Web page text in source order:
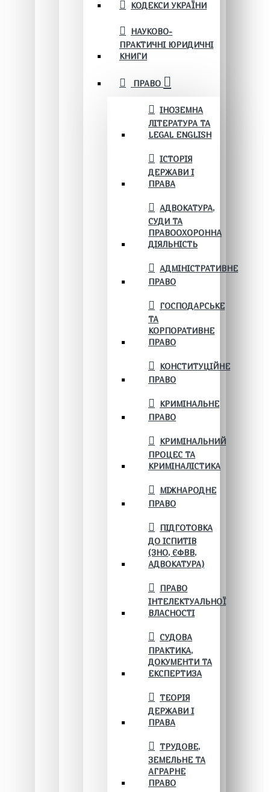
КОДЕКСИ УКРАЇНИ
НАУКОВО-
ПРАКТИЧНІ ЮРИДИЧНІ
КНИГИ
ПРАВО
ІНОЗЕМНА
ЛІТЕРАТУРА ТА
LEGAL ENGLISH
ІСТОРІЯ
ДЕРЖАВИ І
ПРАВА
АДВОКАТУРА,
СУДИ ТА
ПРАВООХОРОННА
ДІЯЛЬНІСТЬ
АДМІНІСТРАТИВНЕ
ПРАВО
ГОСПОДАРСЬКЕ
ТА
КОРПОРАТИВНЕ
ПРАВО
КОНСТИТУЦІЙНЕ
ПРАВО
КРИМІНАЛЬНЕ
ПРАВО
КРИМІНАЛЬНИЙ
ПРОЦЕС ТА
КРИМІНАЛІСТИКА
МІЖНАРОДНЕ
ПРАВО
ПІДГОТОВКА
ДО ІСПИТІВ
(ЗНО, ЄФВВ,
АДВОКАТУРА)
ПРАВО
ІНТЕЛЕКТУАЛЬНОЇ
ВЛАСНОСТІ
СУДОВА
ПРАКТИКА,
ДОКУМЕНТИ ТА
ЕКСПЕРТИЗА
ТЕОРІЯ
ДЕРЖАВИ І
ПРАВА
ТРУДОВЕ,
ЗЕМЕЛЬНЕ ТА
АГРАРНЕ
ПРАВО